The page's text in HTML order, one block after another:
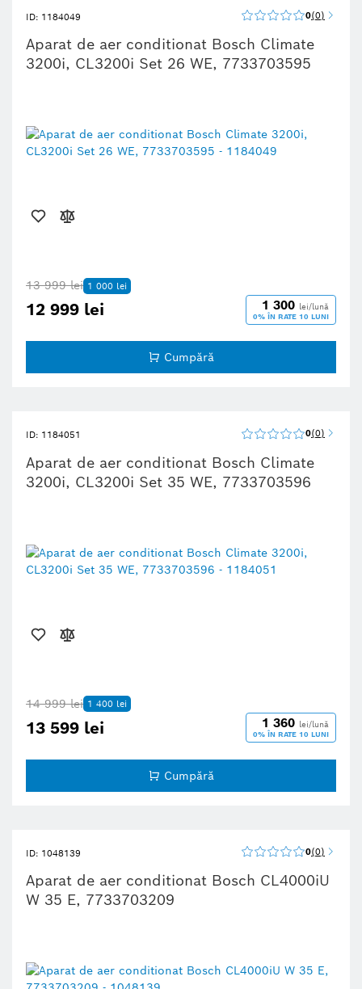
ID: 1184049 0 0
Aparat de aer conditionat Bosch Climate
3200i, CL3200i Set 26 WE, 7733703595
13 999 lei 1 000 lei
12 999 lei 1 300 lei/lună
0% ÎN RATE 10 LUNI
Cumpără
ID: 1184051 0 0
Aparat de aer conditionat Bosch Climate
3200i, CL3200i Set 35 WE, 7733703596
14 999 lei 1 400 lei
13 599 lei 1 360 lei/lună
0% ÎN RATE 10 LUNI
Cumpără
ID: 1048139 0 0
Aparat de aer conditionat Bosch CL4000iU
W 35 E, 7733703209